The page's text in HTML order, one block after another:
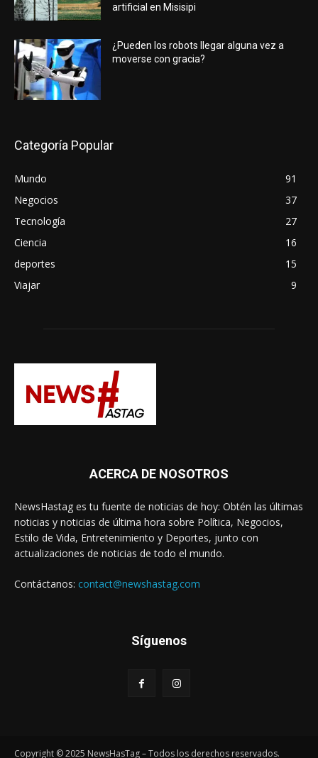
artificial en Misisipi
¿Pueden los robots llegar alguna vez a
moverse con gracia?
Categoría Popular
Mundo
91
Negocios
37
Tecnología
27
Ciencia
16
deportes
15
Viajar
9
ACERCA DE NOSOTROS
NewsHastag es tu fuente de noticias de hoy: Obtén las últimas
noticias y noticias de última hora sobre Política, Negocios,
Estilo de Vida, Entretenimiento y Deportes, junto con
actualizaciones de noticias de todo el mundo.
Contáctanos: contact@newshastag.com
Síguenos
Copyright © 2025 NewsHasTag – Todos los derechos reservados.